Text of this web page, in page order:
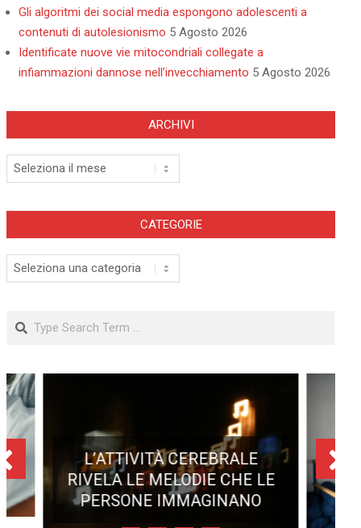
Gli algoritmi dei social media espongono adolescenti a
contenuti di autolesionismo 5 Agosto 2026
Identificate nuove vie mitocondriali collegate a
infiammazioni dannose nell’invecchiamento 5 Agosto 2026
ARCHIVI
Archivi
CATEGORIE
Categorie
Search
L’ATTIVITÀ CEREBRALE
RIVELA LE MELODIE CHE LE
PERSONE IMMAGINANO